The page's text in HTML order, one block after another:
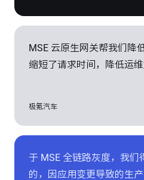
升线上稳定性，保证服务
MSE 云原生网关帮我们降
缩短了请求时间，降低运
极氪汽车
于 MSE 全链路灰度，我们
的，因应用变更导致的生